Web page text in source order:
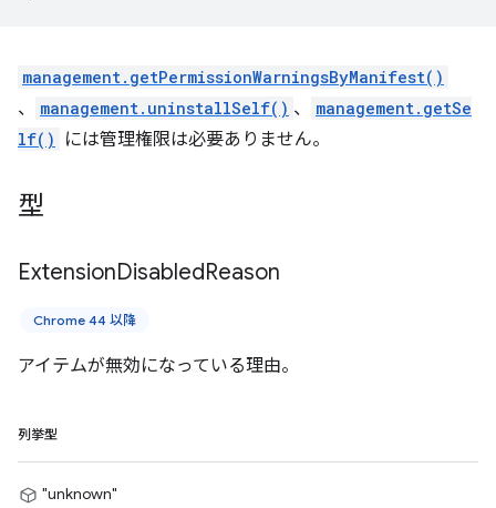
management.getPermissionWarningsByManifest()
、 management.uninstallSelf() 、
management.getSe
lf()
には管理権限は必要ありません。
型
ExtensionDisabledReason
Chrome 44 以降
アイテムが無効になっている理由。
列挙型
"unknown"